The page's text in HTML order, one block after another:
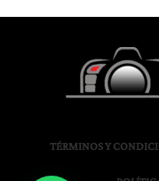
TÉRMINOS Y